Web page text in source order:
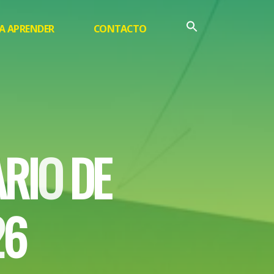
APRENDER CONTACTO
RIODE
6